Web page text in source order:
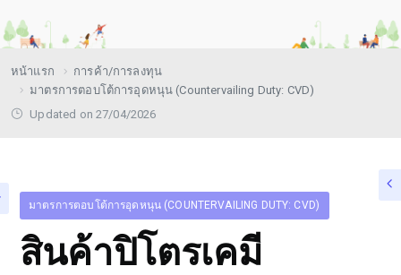
หน้าแรก
การค้า/การลงทุน
มาตรการตอบโต้การอุดหนุน (Countervailing Duty: CVD)
Updated on 27/04/2026
มาตรการตอบโต้การอุดหนุน (COUNTERVAILING DUTY: CVD)
สินค้าปิโตรเคมี